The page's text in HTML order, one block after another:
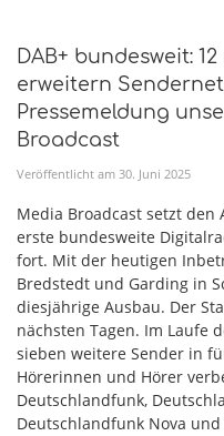
DAB+ bundesweit:
erweitern
Pressemeldung
Broadcast
Veröffentlicht am 30. Juni 2025
Media Broadcast setzt den
erste bundesweite
fort. Mit der heutigen
Bredstedt und Garding in
diesjährige Ausbau. Der
nächsten Tagen. Im Laufe
sieben weitere Sender in
Hörerinnen und Hörer
Deutschlandfunk,
Deutschlandfunk Nova